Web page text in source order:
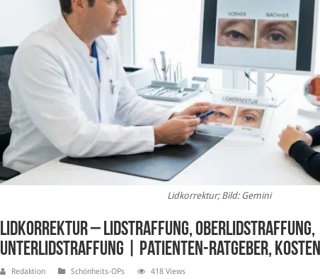
Lidkorrektur; Bild: Gemini
Lidkorrektur – Lidstraffung, Oberlidstraffung,
Unterlidstraffung | Patienten-Ratgeber, Kosten
Redaktion Schönheits-OPs 418 Views